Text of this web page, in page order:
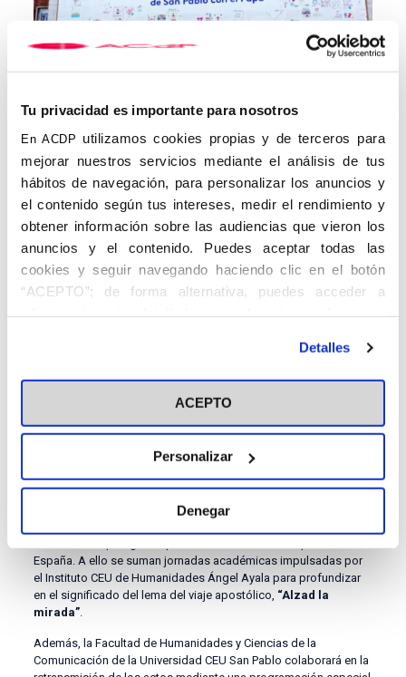
Tu privacidad es importante para nosotros
En ACDP utilizamos cookies propias y de terceros para
mejorar nuestros servicios mediante el análisis de tus
hábitos de navegación, para personalizar los anuncios y
el contenido según tus intereses, medir el rendimiento y
obtener información sobre las audiencias que vieron los
anuncios y el contenido. Puedes aceptar todas las
cookies y seguir navegando haciendo clic en el botón
“ACEPTO”; de forma alternativa, puedes acceder a
información más detallada y cambiar tus preferencias
en el botón "Personalizar". Para más información puedes
visitar nuestra Política de Cookies
Detalles
ACEPTO
Personalizar
Denegar
El CEU cubre la fachada del Colegio Mayor con una lona con
mensajes de los alumnos del Colegio para el Papa | CEU
Los escolares han plasmado en sus trabajos dibujos, cartas,
oraciones, agradecimientos, peticiones y reflexiones dirigidas
personalmente al Papa. Todo este material será recopilado en
una edición especial que se entregará a León XIV como
recuerdo de su encuentro con los alumnos del CEU durante su
estancia en España.
agrupa las distintas actividades organizadas por la Fundación
Universitaria San Pablo CEU y la Asociación Católica de
emblemático como el Colegio Mayor de San Pablo. Estos
mensajes reflejan el entusiasmo y el afecto de miles de
ha señalado el presidente de la Fundación, Alfonso Bullón de
Mendoza.
La preparación de la visita también moviliza a la Dirección de
España. A ello se suman jornadas académicas impulsadas por
el Instituto CEU de Humanidades Ángel Ayala para profundizar
en el significado del lema del viaje apostólico, “Alzad la
mirada”.
Además, la Facultad de Humanidades y Ciencias de la
Comunicación de la Universidad CEU San Pablo colaborará en la